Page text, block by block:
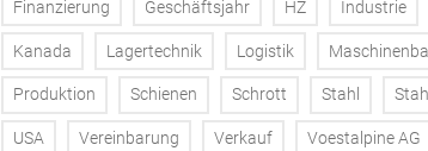
Finanzierung Geschäftsjahr HZ Industrie
Kanada Lagertechnik Logistik
Produktion Schienen Schrott Stahl
USA Vereinbarung Verkauf Voestalpine AG